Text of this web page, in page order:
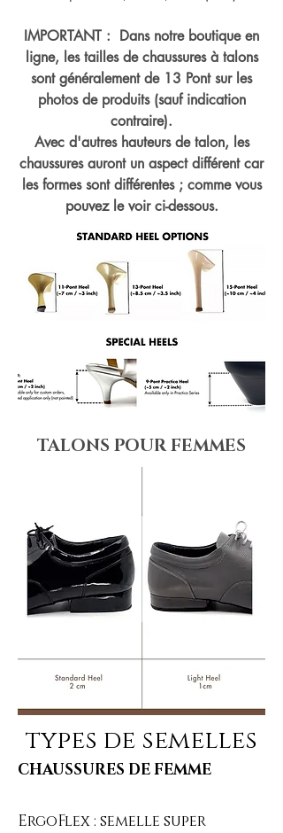
IMPORTANT : Dans notre boutique en
ligne, les tailles de chaussures à talons
sont généralement de 13 Pont sur les
photos de produits (sauf indication
contraire).
Avec d'autres hauteurs de talon, les
chaussures auront un aspect différent car
les formes sont différentes ; comme vous
pouvez le voir ci-dessous.
TALONS POUR FEMMES
types de semelles
CHAUSSURES DE FEMME
ErgoFlex : semelle super